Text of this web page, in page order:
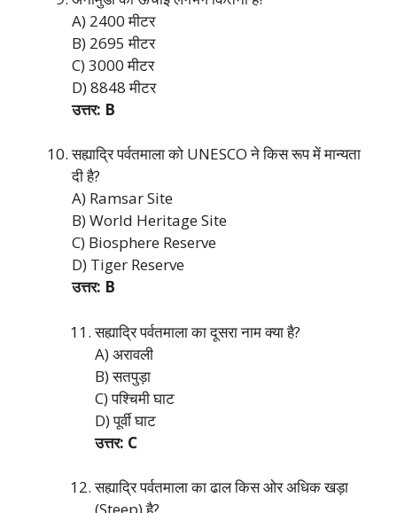
A) 2400 मीटर
B) 2695 मीटर
C) 3000 मीटर
D) 8848 मीटर
उत्तर: B
सह्याद्रि पर्वतमाला को UNESCO ने किस रूप में मान्यता
दी है?
A) Ramsar Site
B) World Heritage Site
C) Biosphere Reserve
D) Tiger Reserve
उत्तर: B
सह्याद्रि पर्वतमाला का दूसरा नाम क्या है?
A) अरावली
B) सतपुड़ा
C) पश्चिमी घाट
D) पूर्वी घाट
उत्तर: C
सह्याद्रि पर्वतमाला का ढाल किस ओर अधिक खड़ा